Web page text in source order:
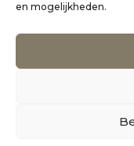
en mogelijkheden.
Website
Alle